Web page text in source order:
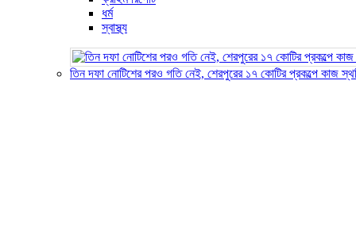
ধর্ম
স্বাস্থ্য
তিন দফা নোটিশের পরও গতি নেই, শেরপুরের ১৭ কোটির প্রকল্পে কাজ